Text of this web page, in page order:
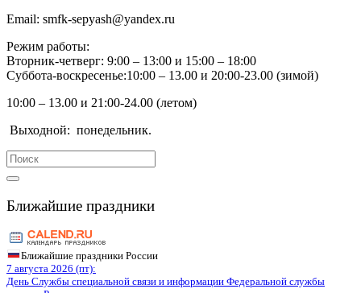
Email: smfk-sepyash@yandex.ru
Режим работы:
Вторник-четверг: 9:00 – 13:00 и 15:00 – 18:00
Суббота-воскресенье:10:00 – 13.00 и 20:00-23.00 (зимой)
10:00 – 13.00 и 21:00-24.00 (летом)
Выходной: понедельник.
Search
for:
Ближайшие праздники
Ближайшие праздники России
7 августа 2026 (пт):
День Службы специальной связи и информации Федеральной службы